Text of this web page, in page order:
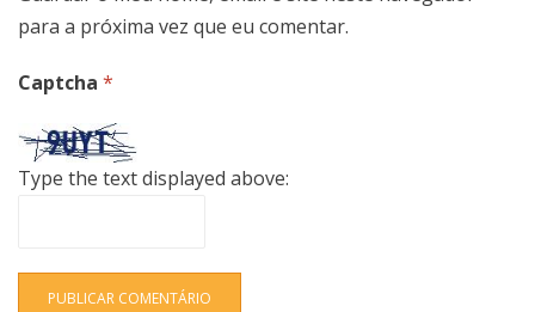
para a próxima vez que eu comentar.
Captcha *
Type the text displayed above: